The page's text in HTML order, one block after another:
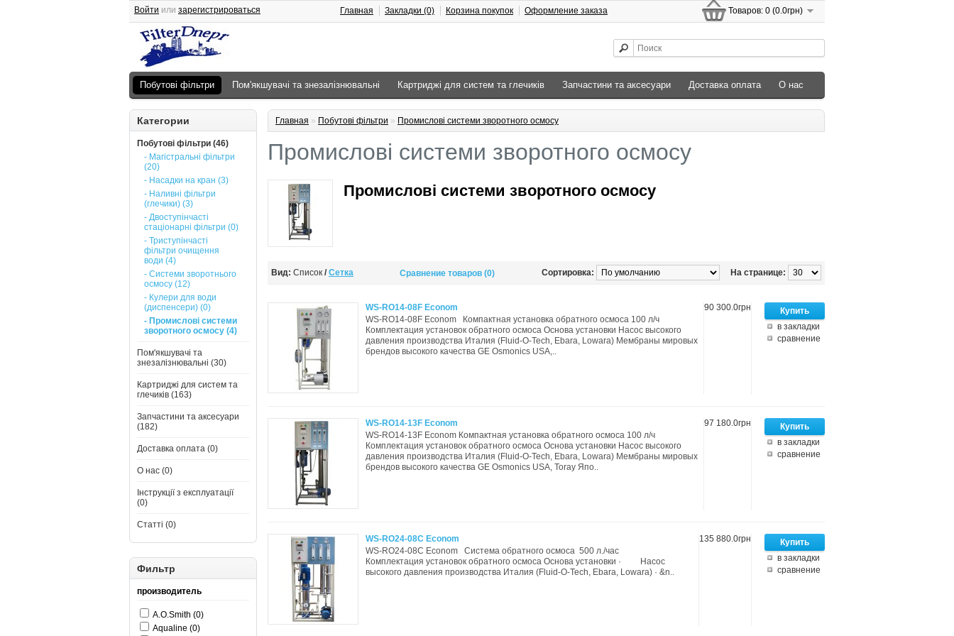
Товаров: 0 (0.0грн)
Войти или зарегистрироваться Главная Закладки (0) Корзина покупок Оформление заказа
Побутові фільтри Пом'якшувачі та знезалізнювальні Картриджі для систем та глечиків Запчастини та аксесуари Доставка оплата О нас
Категории
Побутові фільтри (46)
- Магістральні фільтри
(20)
- Насадки на кран (3)
- Наливні фільтри
(глечики) (3)
- Двоступінчасті
стаціонарні фільтри (0)
- Триступінчасті
фільтри очищення
води (4)
- Системи зворотнього
осмосу (12)
- Кулери для води
(диспенсери) (0)
- Промислові системи
зворотного осмосу (4)
Пом'якшувачі та
знезалізнювальні (30)
Картриджі для систем та
глечиків (163)
Запчастини та аксесуари
(182)
Доставка оплата (0)
О нас (0)
Інструкції з експлуатації
(0)
Статті (0)
Фильтр
производитель
A.O.Smith (0)
Aqualine (0)
Главная » Побутові фільтри » Промислові системи зворотного осмосу
Промислові системи зворотного осмосу
Промислові системи зворотного осмосу
Вид: Список / Сетка На странице:
Сравнение товаров (0) Сортировка:
в закладки
сравнение
90 300.0грн
WS-RO14-08F Econom
WS-RO14-08F Econom Компактная установка обратного осмоса 100 л/ч
Комплектация установок обратного осмоса Основа установки Насос высокого
давления производства Италия (Fluid-O-Tech, Ebara, Lowara) Мембраны мировых
брендов высокого качества GE Osmonics USA,..
в закладки
сравнение
97 180.0грн
WS-RO14-13F Econom
WS-RO14-13F Econom Компактная установка обратного осмоса 100 л/ч
Комплектация установок обратного осмоса Основа установки Насос высокого
давления производства Италия (Fluid-O-Tech, Ebara, Lowara) Мембраны мировых
брендов высокого качества GE Osmonics USA, Toray Япо..
в закладки
сравнение
135 880.0грн
WS-RO24-08C Econom
WS-RO24-08C Econom Система обратного осмоса 500 л./час
Комплектация установок обратного осмоса Основа установки · Насос
высокого давления производства Италия (Fluid-O-Tech, Ebara, Lowara) · &n..